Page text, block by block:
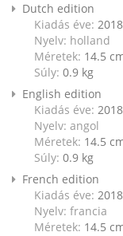
Dutch edition
Kiadás éve: 2018
Nyelv: holland
Méretek: 14.5
Súly: 0.9 kg
English edition
Kiadás éve: 2018
Nyelv: angol
Méretek: 14.5
Súly: 0.9 kg
French edition
Kiadás éve: 2018
Nyelv: francia
Méretek: 14.5